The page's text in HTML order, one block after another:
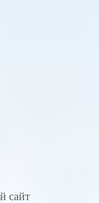
сайт